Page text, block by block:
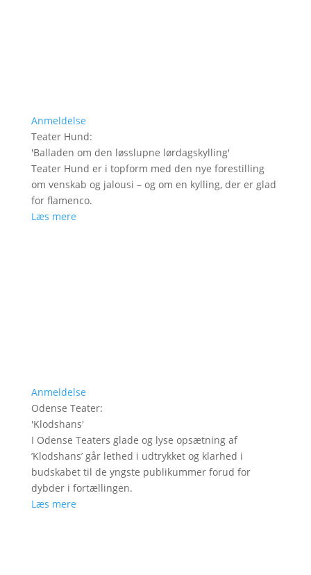
Anmeldelse
Teater Hund:
'Balladen om den løsslupne lørdagskylling'
Teater Hund er i topform med den nye forestilling
om venskab og jalousi – og om en kylling, der er glad
for flamenco.
Læs mere
Anmeldelse
Odense Teater:
'Klodshans'
I Odense Teaters glade og lyse opsætning af
’Klodshans’ går lethed i udtrykket og klarhed i
budskabet til de yngste publikummer forud for
dybder i fortællingen.
Læs mere